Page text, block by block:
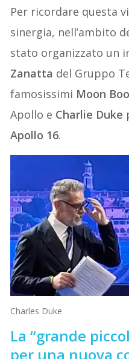
Per ricordare questa
sinergia, nell’ambito
stato organizzato un
Zanatta del Gruppo
famosissimi Moon
Apollo e Charlie Duke
Apollo 16.
Charles Duke
La “grande
per una nuova